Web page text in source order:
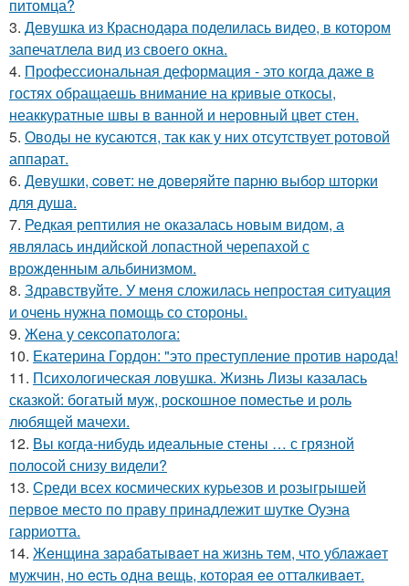
питомца?
3. Девушка из Краснодара поделилась видео, в котором
запечатлела вид из своего окна.
4. Профессиональная деформация - это когда даже в
гостях обращаешь внимание на кривые откосы,
неаккуратные швы в ванной и неровный цвет стен.
5. Оводы не кусаются, так как у них отсутствует ротовой
аппарат.
6. Дeвушки, coвeт: нe дoвepяйтe пapню выбop штopки
для душa.
7. Редкая рептилия не оказалась новым видом, а
являлась индийской лопастной черепахой с
врожденным альбинизмом.
8. Здравствуйте. У меня сложилась непростая ситуация
и очень нужна помощь со стороны.
9. Жена у ceкcопатолога:
10. Екатерина Гордон: "это преступление против народа!
11. Психологическая ловушка. Жизнь Лизы казалась
сказкой: богатый муж, роскошное поместье и роль
любящей мачехи.
12. Вы когда-нибудь идеальные стены … с грязной
полосой снизу видели?
13. Среди всех космических курьезов и розыгрышей
первое место по праву принадлежит шутке Оуэна
гарриотта.
14. Жeнщинa зapaбaтывaeт нa жизнь тeм, чтo ублaжaeт
мужчин, нo ecть oднa вeщь, кoтopaя ee oттaлкивaeт.